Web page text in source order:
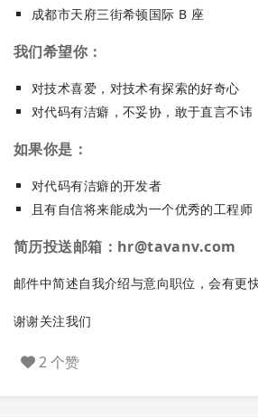
成都市天府三街希顿国际 B 座
我们希望你：
对技术喜爱，对技术有探索的好奇心
对代码有洁癖，不妥协，敢于直言不讳
如果你是：
对代码有洁癖的开发者
且有自信将来能成为一个优秀的工程师
简历投送邮箱： hr@tavanv.com
邮件中简述自我介绍与意向职位，会有更快
谢谢关注我们
2 个赞